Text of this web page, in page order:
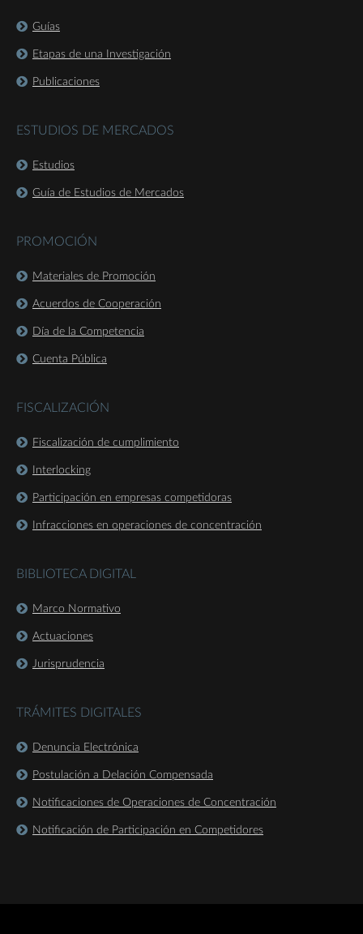
Guías
Etapas de una Investigación
Publicaciones
ESTUDIOS DE MERCADOS
Estudios
Guía de Estudios de Mercados
PROMOCIÓN
Materiales de Promoción
Acuerdos de Cooperación
Día de la Competencia
Cuenta Pública
FISCALIZACIÓN
Fiscalización de cumplimiento
Interlocking
Participación en empresas competidoras
Infracciones en operaciones de concentración
BIBLIOTECA DIGITAL
Marco Normativo
Actuaciones
Jurisprudencia
TRÁMITES DIGITALES
Denuncia Electrónica
Postulación a Delación Compensada
Notificaciones de Operaciones de Concentración
Notificación de Participación en Competidores